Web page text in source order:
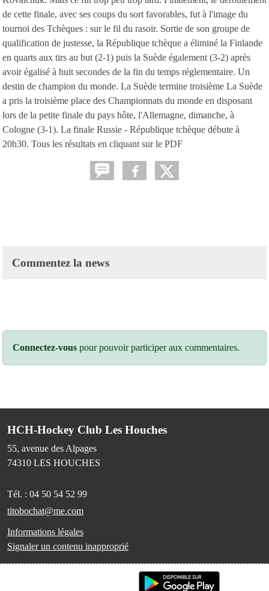
de cette finale, avec ses coups du sort favorables, fut à l'image du
tournoi des Tchèques : sur le fil du rasoir. Sortie de son groupe de
qualification de justesse, la République tchèque a éliminé la Finlande
en quarts aux tirs au but (2-1) puis la Suède également (3-2) après
avoir égalisé à huit secondes de la fin du temps réglementaire. Un
destin de champion du monde. La Suède termine troisième La Suède
a pris la troisième place des Championnats du monde en disposant
lors de la petite finale du pays hôte, l'Allemagne, dimanche, à
Cologne (3-1). La finale Russie - République tchèque débute à
20h30. Tous les résultats en cliquant sur le PDF
Commentez la news
Connectez-vous pour pouvoir participer aux commentaires.
HCH-Hockey Club Les Houches
55, avenue des Alpages
74310 LES HOUCHES
Tél. : 04 50 54 52 99
titobochat@me.com
Informations légales
Signaler un contenu inapproprié